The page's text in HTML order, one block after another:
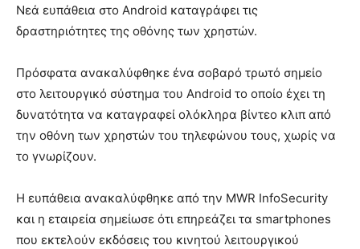
Νεά ευπάθεια στο Android καταγράφει τις
δραστηριότητες της οθόνης των χρηστών.
Πρόσφατα ανακαλύφθηκε ένα σοβαρό τρωτό σημείο
στο λειτουργικό σύστημα του Android το οποίο έχει τη
δυνατότητα να καταγραφεί ολόκληρα βίντεο κλιπ από
την οθόνη των χρηστών του τηλεφώνου τους, χωρίς να
το γνωρίζουν.
Η ευπάθεια ανακαλύφθηκε από την MWR InfoSecurity
και η εταιρεία σημείωσε ότι επηρεάζει τα smartphones
που εκτελούν εκδόσεις του κινητού λειτουργικού